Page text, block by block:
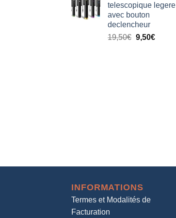
telescopique legere
avec bouton
declencheur
19,50€ 9,50€
INFORMATIONS
Termes et Modalités de
Facturation